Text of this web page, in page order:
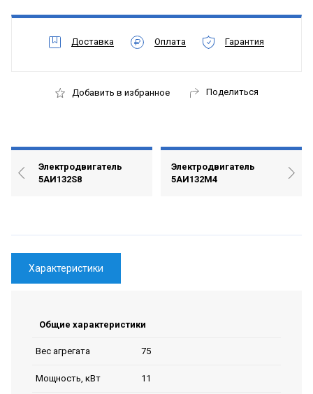
Доставка Оплата Гарантия
Добавить в избранное Поделиться
Электродвигатель
5АИ132S8
Электродвигатель
5АИ132М4
Характеристики
Общие характеристики
Вес агрегата 75
Мощность, кВт 11